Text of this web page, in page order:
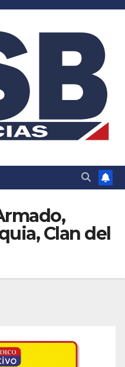
Clan del